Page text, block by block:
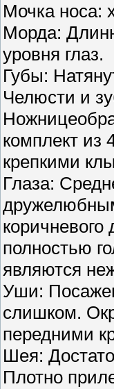
Мочка носа:
Морда:
уровня глаз.
Губы:
Челюсти и
комплект из
крепкими
Глаза:
полностью
являются
Уши:
слишком.
передними
Шея:
Плотно